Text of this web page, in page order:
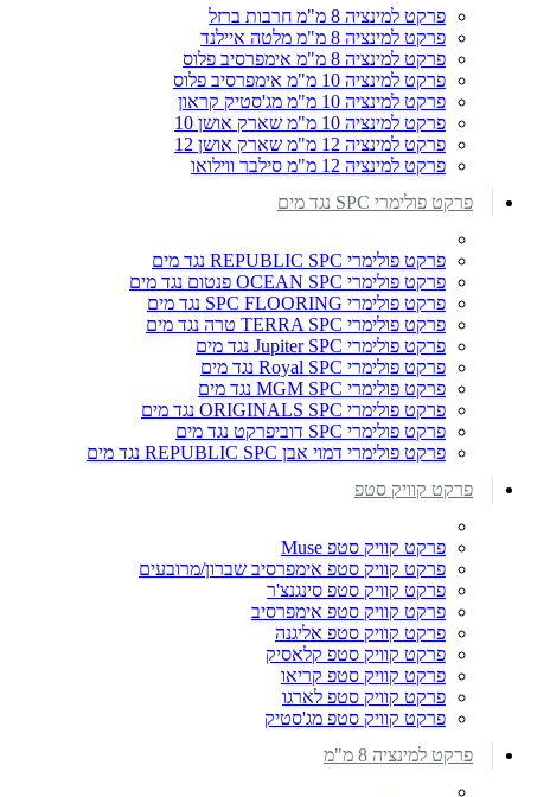
פרקט למינציה 8 מ"מ חרבות ברזל
פרקט למינציה 8 מ"מ מלטה איילנד
פרקט למינציה 8 מ"מ אימפרסיב פלוס
פרקט למינציה 10 מ"מ אימפרסיב פלוס
פרקט למינציה 10 מ"מ מג'סטיק קראון
פרקט למינציה 10 מ"מ שארק אושן 10
פרקט למינציה 12 מ"מ שארק אושן 12
פרקט למינציה 12 מ"מ סילבר ווילואו
פרקט פולימרי SPC נגד מים
פרקט פולימרי REPUBLIC SPC נגד מים
פרקט פולימרי OCEAN SPC פנטום נגד מים
פרקט פולימרי SPC FLOORING נגד מים
פרקט פולימרי TERRA SPC טרה נגד מים
פרקט פולימרי Jupiter SPC נגד מים
פרקט פולימרי Royal SPC נגד מים
פרקט פולימרי MGM SPC נגד מים
פרקט פולימרי ORIGINALS SPC נגד מים
פרקט פולימרי SPC דוביפרקט נגד מים
פרקט פולימרי דמוי אבן REPUBLIC SPC נגד מים
פרקט קוויק סטפ
פרקט קוויק סטפ Muse
פרקט קוויק סטפ אימפרסיב שברון/מרובעים
פרקט קוויק סטפ סינגנצ'ר
פרקט קוויק סטפ אימפרסיב
פרקט קוויק סטפ אליגנה
פרקט קוויק סטפ קלאסיק
פרקט קוויק סטפ קריאו
פרקט קוויק סטפ לארגו
פרקט קוויק סטפ מג'סטיק
פרקט למינציה 8 מ"מ